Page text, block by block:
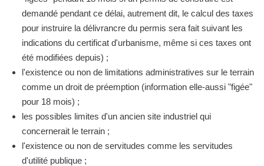
demandé pendant ce délai, autrement dit, le calcul des taxes
pour instruire la délivrancre du permis sera fait suivant les
indications du certificat d'urbanisme, même si ces taxes ont
été modifiées depuis) ;
l'existence ou non de limitations administratives sur le terrain
comme un droit de préemption (information elle-aussi "figée"
pour 18 mois) ;
les possibles limites d'un ancien site industriel qui
concernerait le terrain ;
l'existence ou non de servitudes comme les servitudes
d'utilité publique ;